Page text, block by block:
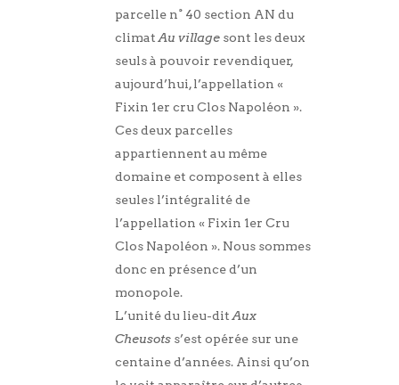
parcelle n° 40 section AN du
climat Au village sont les deux
seuls à pouvoir revendiquer,
aujourd’hui, l’appellation «
Fixin 1er cru Clos Napoléon ».
Ces deux parcelles
appartiennent au même
domaine et composent à elles
seules l’intégralité de
l’appellation « Fixin 1er Cru
Clos Napoléon ». Nous sommes
donc en présence d’un
monopole.
L’unité du lieu-dit Aux
Cheusots s’est opérée sur une
centaine d’années. Ainsi qu’on